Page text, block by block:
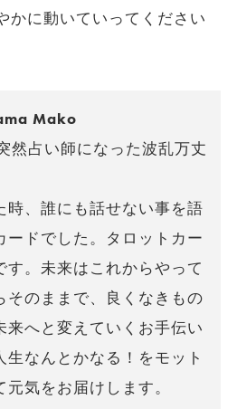
かに動いていってください
Mako
然占い師になった波乱万丈
時、誰にも話せない事を語
ードでした。タロットカー
す。未来はこれからやって
そのままで、良くなきもの
来へと変えていくお手伝い
生なんとかなる！をモット
気をお届けします。